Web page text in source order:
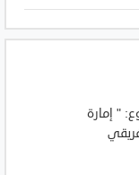
" إمارة